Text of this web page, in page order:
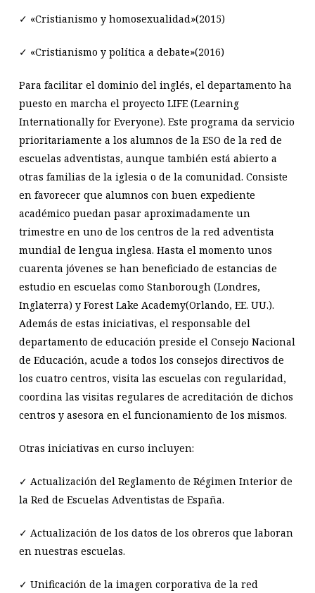
✓ «Cristianismo y homosexualidad»(2015)
✓ «Cristianismo y política a debate»(2016)
Para facilitar el dominio del inglés, el departamento ha
puesto en marcha el proyecto LIFE (Learning
Internationally for Everyone). Este programa da servicio
prioritariamente a los alumnos de la ESO de la red de
escuelas adventistas, aunque también está abierto a
otras familias de la iglesia o de la comunidad. Consiste
en favorecer que alumnos con buen expediente
académico puedan pasar aproximadamente un
trimestre en uno de los centros de la red adventista
mundial de lengua inglesa. Hasta el momento unos
cuarenta jóvenes se han beneficiado de estancias de
estudio en escuelas como Stanborough (Londres,
Inglaterra) y Forest Lake Academy(Orlando, EE. UU.).
Además de estas iniciativas, el responsable del
departamento de educación preside el Consejo Nacional
de Educación, acude a todos los consejos directivos de
los cuatro centros, visita las escuelas con regularidad,
coordina las visitas regulares de acreditación de dichos
centros y asesora en el funcionamiento de los mismos.
Otras iniciativas en curso incluyen:
✓ Actualización del Reglamento de Régimen Interior de
la Red de Escuelas Adventistas de España.
✓ Actualización de los datos de los obreros que laboran
en nuestras escuelas.
✓ Unificación de la imagen corporativa de la red